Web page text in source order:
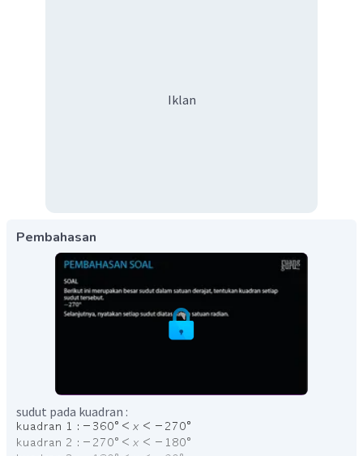
Iklan
Pembahasan
sudut pada kuadran :